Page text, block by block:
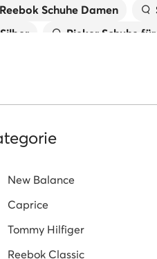
Reebok Schuhe Damen
Rieker Schuhe
Martens Schuhe für Damen
New Balance
Caprice
Tommy Hilfiger
Reebok Classic